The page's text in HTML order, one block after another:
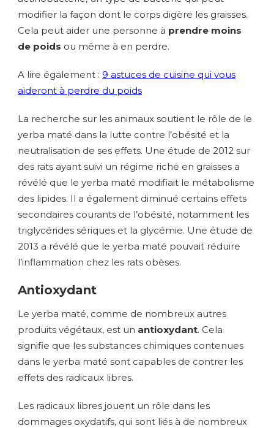
modifier la façon dont le corps digère les graisses.
Cela peut aider une personne à prendre moins
de poids ou même à en perdre.
A lire également : 9 astuces de cuisine qui vous
aideront à perdre du poids
La recherche sur les animaux soutient le rôle de le
yerba maté dans la lutte contre l’obésité et la
neutralisation de ses effets. Une étude de 2012 sur
des rats ayant suivi un régime riche en graisses a
révélé que le yerba maté modifiait le métabolisme
des lipides. Il a également diminué certains effets
secondaires courants de l’obésité, notamment les
triglycérides sériques et la glycémie. Une étude de
2013 a révélé que le yerba maté pouvait réduire
l’inflammation chez les rats obèses.
Antioxydant
Le yerba maté, comme de nombreux autres
produits végétaux, est un antioxydant. Cela
signifie que les substances chimiques contenues
dans le yerba maté sont capables de contrer les
effets des radicaux libres.
Les radicaux libres jouent un rôle dans les
dommages oxydatifs, qui sont liés à de nombreux